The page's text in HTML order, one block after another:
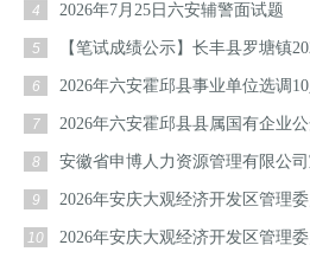
4 2026年7月25日六安辅警面试题
5 【笔试成绩公示】长丰县罗塘镇
6 2026年六安霍邱县事业单位选调
7 2026年六安霍邱县县属国有企业
8 安徽省申博人力资源管理有限公司
9 2026年安庆大观经济开发区管理
10 2026年安庆大观经济开发区管理